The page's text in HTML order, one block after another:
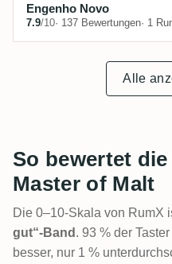
Engenho Novo
7.9/10· 137 Bewertungen· 1
Alle
So bewertet
Master of Malt
Die 0–10-Skala von RumX
gut“-Band . 93 % der
besser, nur 1 %